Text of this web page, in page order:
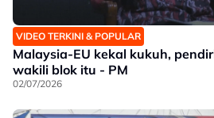
VIDEO TERKINI & POPULAR
Malaysia-EU kekal kukuh,
wakili blok itu - PM
02/07/2026